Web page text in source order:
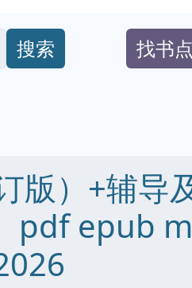
搜索 找书
版）+辅导
pdf epub